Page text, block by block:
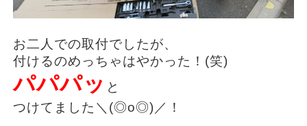
お二人での取付でしたが、
付けるのめっちゃはやかった！(笑)
パパパッ と
つけてました＼(◎o◎)／！